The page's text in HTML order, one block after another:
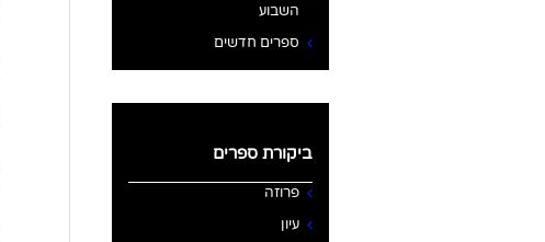
השבוע
ספרים חדשים
ביקורת ספרים
פרוזה
עיון